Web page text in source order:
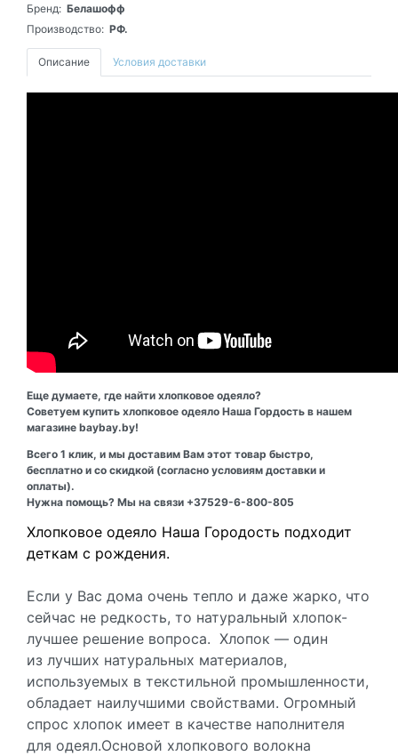
Бренд: Белашофф
Производство: РФ.
Описание Условия доставки
Еще думаете, где найти хлопковое одеяло?
Советуем купить хлопковое одеяло Наша Гордость в нашем
магазине baybay.by!
Всего 1 клик, и мы доставим Вам этот товар быстро,
бесплатно и со скидкой (согласно условиям доставки и
оплаты).
Нужна помощь? Мы на связи +37529-6-800-805
Хлопковое одеяло Наша Городость подходит
деткам с рождения.
Если у Вас дома очень тепло и даже жарко, что
сейчас не редкость, то натуральный хлопок-
лучшее решение вопроса. Хлопок — один
из лучших натуральных материалов,
используемых в текстильной промышленности,
обладает наилучшими свойствами. Огромный
спрос хлопок имеет в качестве наполнителя
для одеял.Основой хлопкового волокна